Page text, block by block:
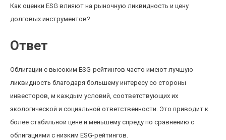
Как оценки ESG влияют на рыночную ликвидность и цену
долговых инструментов?
Ответ
Облигации с высоким ESG-рейтингов часто имеют лучшую
ликвидность благодаря большему интересу со стороны
инвесторов, м каждым условий, соответствующих их
экологической и социальной ответственности. Это приводит к
более стабильной цене и меньшему спреду по сравнению с
облигациями с низким ESG-рейтингов.